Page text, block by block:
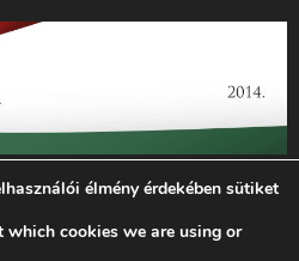
2014. évi működésének
14-P-0121 sz. támogatási
000 Ft összegben támogatta az
Minisztériuma.”
élmény érdekében sütiket
which cookies we are using or